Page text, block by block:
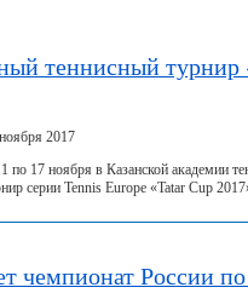
теннисный турнир
2017
по 17 ноября в Казанской академии
серии Tennis Europe «Tatar Cup
чемпионат России